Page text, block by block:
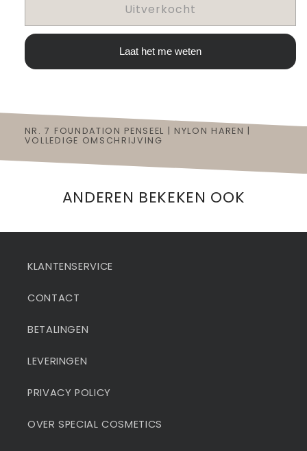
Penseel
Penseel
Uitverkocht
Laat het me weten
NR. 7 FOUNDATION PENSEEL | NYLON HAREN |
VOLLEDIGE OMSCHRIJVING
ANDEREN BEKEKEN OOK
KLANTENSERVICE
CONTACT
BETALINGEN
LEVERINGEN
PRIVACY POLICY
OVER SPECIAL COSMETICS